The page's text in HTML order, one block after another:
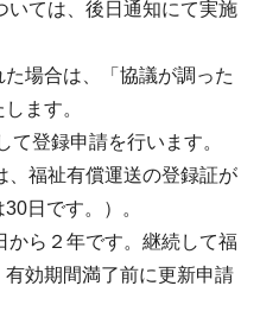
ては、後日通知にて実施
場合は、「協議が調った
ます。
登録申請を行います。
福祉有償運送の登録証が
日です。）。
ら２年です。継続して福
効期間満了前に更新申請